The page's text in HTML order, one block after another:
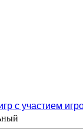
с участием